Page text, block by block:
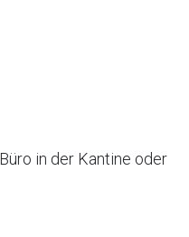
in der Kantine oder